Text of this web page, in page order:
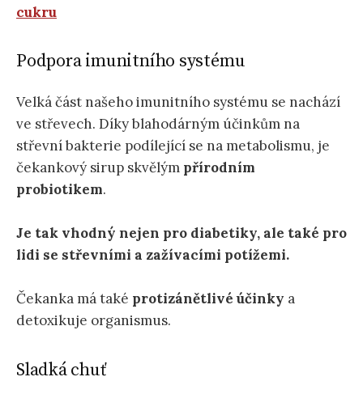
cukru
Podpora imunitního systému
Velká část našeho imunitního systému se nachází
ve střevech. Díky blahodárným účinkům na
střevní bakterie podílející se na metabolismu, je
čekankový sirup skvělým přírodním
probiotikem.
Je tak vhodný nejen pro diabetiky, ale také pro
lidi se střevními a zažívacími potížemi.
Čekanka má také protizánětlivé účinky a
detoxikuje organismus.
Sladká chuť